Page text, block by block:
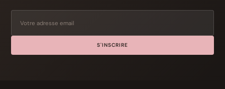
S'INSCRIRE